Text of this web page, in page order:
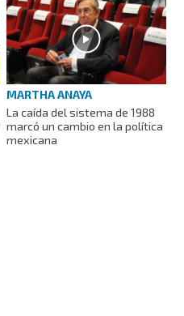
MARTHA ANAYA
La caída del sistema de 1988
marcó un cambio en la política
mexicana